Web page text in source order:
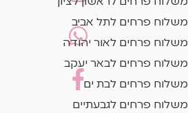
משלוח פרחים לתל אביב
משלוח פרחים לאור יהודה
משלוח פרחים לבאר יעקב
משלוח פרחים לבת ים
משלוח פרחים לגבעתיים